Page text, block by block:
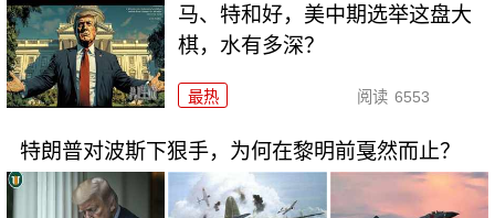
马、特和好，美中期选举这盘大
棋，水有多深？
最热 阅读 6553
特朗普对波斯下狠手，为何在黎明前戛然而止？